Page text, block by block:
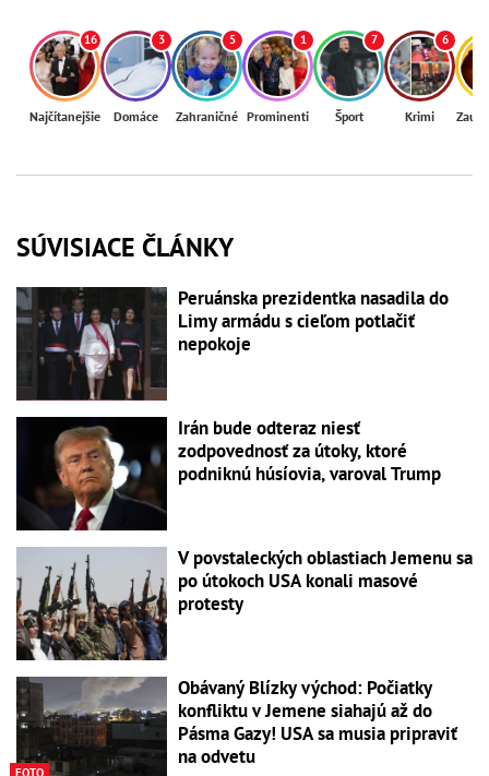
16
Najčítanejšie
3
Domáce
5
Zahraničné
1
Prominenti
7
Šport
6
Krimi
SÚVISIACE ČLÁNKY
Peruánska prezidentka nasadila do
Limy armádu s cieľom potlačiť
nepokoje
Irán bude odteraz niesť
zodpovednosť za útoky, ktoré
podniknú húsíovia, varoval Trump
V povstaleckých oblastiach Jemenu sa
po útokoch USA konali masové
protesty
FOTO
Obávaný Blízky východ: Počiatky
konfliktu v Jemene siahajú až do
Pásma Gazy! USA sa musia pripraviť
na odvetu